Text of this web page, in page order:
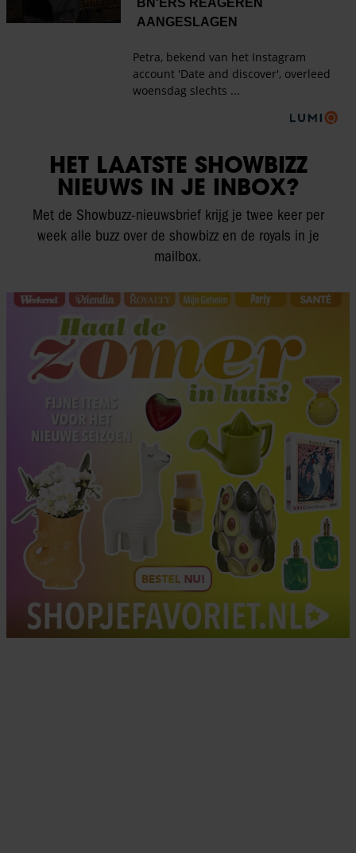
HET LAATSTE SHOWBIZZ
NIEUWS IN JE INBOX?
Met de Showbuzz-nieuwsbrief krijg je twee keer per
week alle buzz over de showbizz en de royals in je
mailbox.